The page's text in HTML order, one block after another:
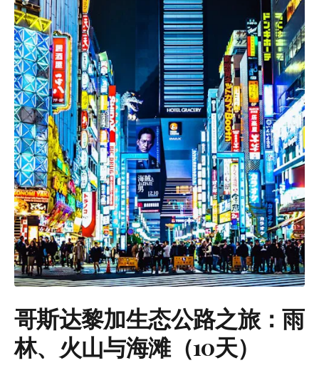
哥斯达黎加生态公路之旅：雨
林、火山与海滩（10天）